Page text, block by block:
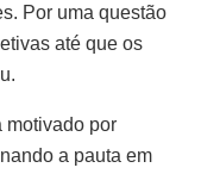
Por uma questão
até que os
motivado por
a pauta em